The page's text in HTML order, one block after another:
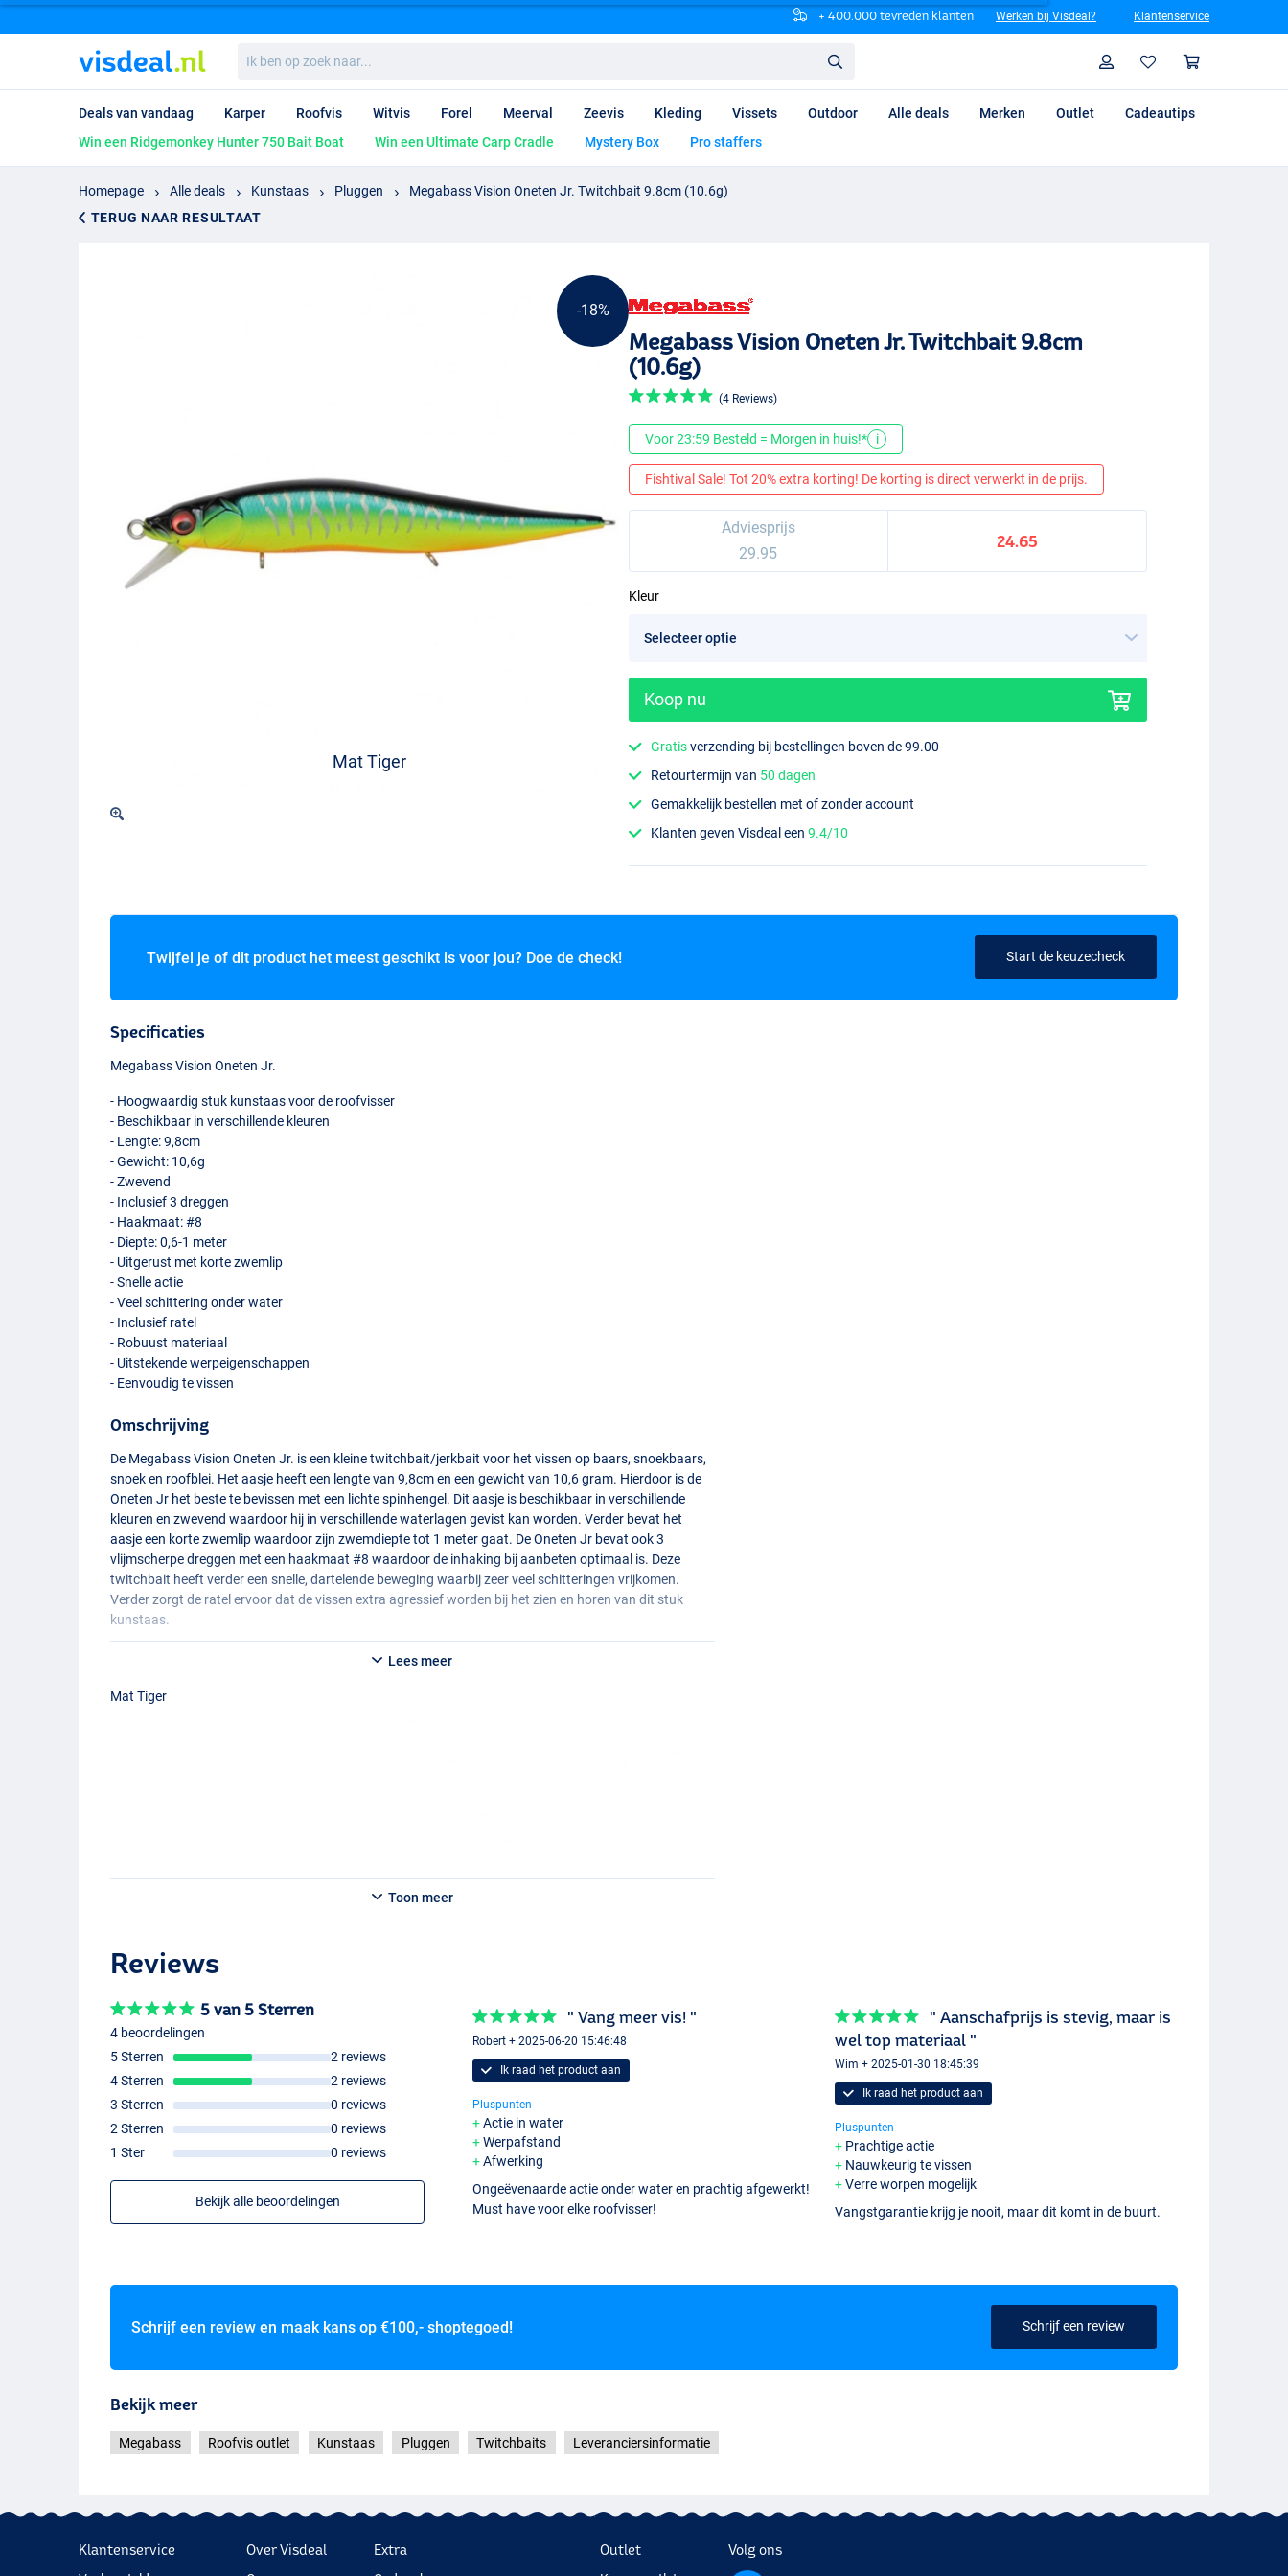
+ 400.000 tevreden klanten Werken bij Visdeal? Klantenservice
ben
op
naar...
Profiel
Deals van vandaag Karper Roofvis Witvis Forel Meerval Zeevis Kleding Vissets Outdoor Alle deals Merken Outlet
Cadeautips
Win een Ridgemonkey Hunter 750 Bait Boat
Win een Ultimate Carp Cradle Mystery Box Pro staffers
Homepage Alle deals Kunstaas Pluggen
Megabass Vision Oneten Jr. Twitchbait 9.8cm (10.6g)
TERUG NAAR RESULTAAT
Mat Tiger
-18%
Megabass Vision Oneten Jr. Twitchbait 9.8cm
(10.6g)
(4 Reviews)
Voor 23:59 Besteld = Morgen in huis!* i
Fishtival Sale! Tot 20% extra korting! De korting is direct verwerkt in de prijs.
Adviesprijs
29.95
24.65
Kleur
Koop nu
Gratisverzending bij bestellingen boven de 99.00
Retourtermijn van 50 dagen
Gemakkelijk bestellen met of zonder account
Klanten geven Visdeal een9.4/10
Twijfel je of dit product het meest geschikt is voor jou? Doe de check! Start de keuzecheck
Specificaties
Megabass Vision Oneten Jr.
- Hoogwaardig stuk kunstaas voor de roofvisser
- Beschikbaar in verschillende kleuren
- Lengte: 9,8cm
- Gewicht: 10,6g
- Zwevend
- Inclusief 3 dreggen
- Haakmaat: #8
- Diepte: 0,6-1 meter
- Uitgerust met korte zwemlip
- Snelle actie
- Veel schittering onder water
- Inclusief ratel
- Robuust materiaal
- Uitstekende werpeigenschappen
- Eenvoudig te vissen
Omschrijving
De Megabass Vision Oneten Jr. is een kleine twitchbait/jerkbait voor het vissen op baars, snoekbaars,
snoek en roofblei. Het aasje heeft een lengte van 9,8cm en een gewicht van 10,6 gram. Hierdoor is de
Oneten Jr het beste te bevissen met een lichte spinhengel. Dit aasje is beschikbaar in verschillende
kleuren en zwevend waardoor hij in verschillende waterlagen gevist kan worden. Verder bevat het
aasje een korte zwemlip waardoor zijn zwemdiepte tot 1 meter gaat. De Oneten Jr bevat ook 3
vlijmscherpe dreggen met een haakmaat #8 waardoor de inhaking bij aanbeten optimaal is. Deze
twitchbait heeft verder een snelle, dartelende beweging waarbij zeer veel schitteringen vrijkomen.
Verder zorgt de ratel ervoor dat de vissen extra agressief worden bij het zien en horen van dit stuk
kunstaas.
Lees meer
Mat Tiger
Toon meer
Reviews
5 van 5 Sterren
4 beoordelingen
5 Sterren
2 reviews
4 Sterren
2 reviews
3 Sterren
0 reviews
2 Sterren
0 reviews
1 Ster
0 reviews
Bekijk alle beoordelingen
" Vang meer vis! "
Robert + 2025-06-20 15:46:48
Ik raad het product aan
Pluspunten
Actie in water
Werpafstand
Afwerking
Ongeëvenaarde actie onder water en prachtig afgewerkt!
Must have voor elke roofvisser!
" Aanschafprijs is stevig, maar is
wel top materiaal "
Wim + 2025-01-30 18:45:39
Ik raad het product aan
Pluspunten
Prachtige actie
Nauwkeurig te vissen
Verre worpen mogelijk
Vangstgarantie krijg je nooit, maar dit komt in de buurt.
Schrijf een review en maak kans op €100,- shoptegoed! Schrijf een review
Bekijk meer
Megabass Roofvis outlet Kunstaas Pluggen Twitchbaits Leveranciersinformatie
Klantenservice Over Visdeal Extra Outlet Volg ons